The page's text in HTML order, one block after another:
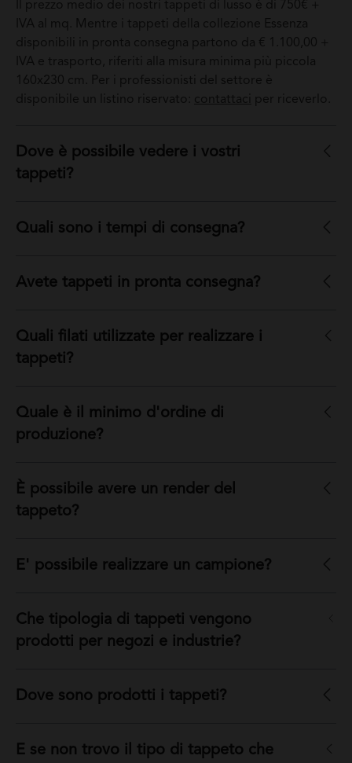
Il prezzo medio dei nostri tappeti di lusso è di 750€ +
IVA al mq. Mentre i tappeti della collezione Essenza
disponibili in pronta consegna partono da € 1.100,00 +
IVA e trasporto, riferiti alla misura minima più piccola
160x230 cm. Per i professionisti del settore è
disponibile un listino riservato: contattaci per riceverlo.
Dove è possibile vedere i vostri
tappeti?
Quali sono i tempi di consegna?
Avete tappeti in pronta consegna?
Quali filati utilizzate per realizzare i
tappeti?
Quale è il minimo d'ordine di
produzione?
È possibile avere un render del
tappeto?
E' possibile realizzare un campione?
Che tipologia di tappeti vengono
prodotti per negozi e industrie?
Dove sono prodotti i tappeti?
E se non trovo il tipo di tappeto che